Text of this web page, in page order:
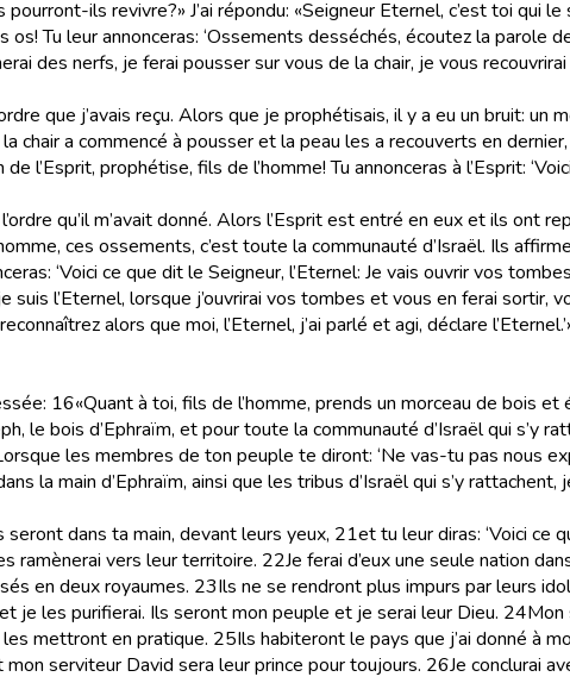
pourront-ils revivre?» J’ai répondu: «Seigneur Eternel, c’est toi qui le
os! Tu leur annonceras: ‘Ossements desséchés, écoutez la parole de
des nerfs, je ferai pousser sur vous de la chair, je vous
que j’avais reçu. Alors que je prophétisais, il y a eu un bruit:
chair a commencé à pousser et la peau les a recouverts en dernier,
de l’Esprit, prophétise, fils de l’homme! Tu annonceras à l’Esprit:
qu’il m’avait donné. Alors l’Esprit est entré en eux et ils ont
ces ossements, c’est toute la communauté d’Israël. Ils
‘Voici ce que dit le Seigneur, l’Eternel: Je vais ouvrir vos
suis l’Eternel, lorsque j’ouvrirai vos tombes et vous en ferai sortir,
alors que moi, l’Eternel, j’ai parlé et agi, déclare
16«Quant à toi, fils de l’homme, prends un morceau de bois
le bois d’Ephraïm, et pour toute la communauté d’Israël qui s’y
les membres de ton peuple te diront: ‘Ne vas-tu pas nous
la main d’Ephraïm, ainsi que les tribus d’Israël qui s’y
dans ta main, devant leurs yeux, 21et tu leur diras: ‘Voici ce
ramènerai vers leur territoire. 22Je ferai d’eux une seule nation
en deux royaumes. 23Ils ne se rendront plus impurs par leurs
je les purifierai. Ils seront mon peuple et je serai leur Dieu. 24Mon
mettront en pratique. 25Ils habiteront le pays que j’ai donné à
serviteur David sera leur prince pour toujours. 26Je conclurai